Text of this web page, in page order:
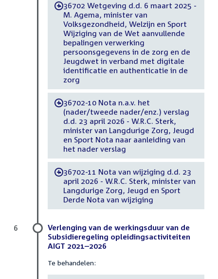
-36702 Wetgeving d.d. 6 maart 2025 -
M. Agema, minister van
Volksgezondheid, Welzijn en Sport
Wijziging van de Wet aanvullende
bepalingen verwerking
persoonsgegevens in de zorg en de
Jeugdwet in verband met digitale
identificatie en authenticatie in de
zorg
-36702-10 Nota n.a.v. het
(nader/tweede nader/enz.) verslag
d.d. 23 april 2026 - W.R.C. Sterk,
minister van Langdurige Zorg, Jeugd
en Sport Nota naar aanleiding van
het nader verslag
-36702-11 Nota van wijziging d.d. 23
april 2026 - W.R.C. Sterk, minister van
Langdurige Zorg, Jeugd en Sport
Derde Nota van wijziging
Verlenging van de werkingsduur van de
Subsidieregeling opleidingsactiviteiten
AIGT 2021–2026
Te behandelen:
6